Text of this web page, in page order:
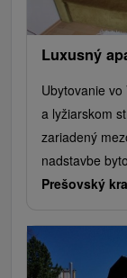
Luxusný
Ubytovanie
a lyžiarskom
zariadený
nadstavbe
Prešovský